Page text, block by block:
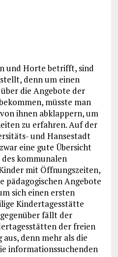
und Horte betrifft, sind
denn um einen
die Angebote der
müsste man
ihnen abklappern, um
zu erfahren. Auf der
und Hansestadt
eine gute Übersicht
kommunalen
mit Öffnungszeiten,
pädagogischen Angebote
sich einen ersten
Kindertagesstätte
fällt der
der freien
denn mehr als die
informationssuchenden